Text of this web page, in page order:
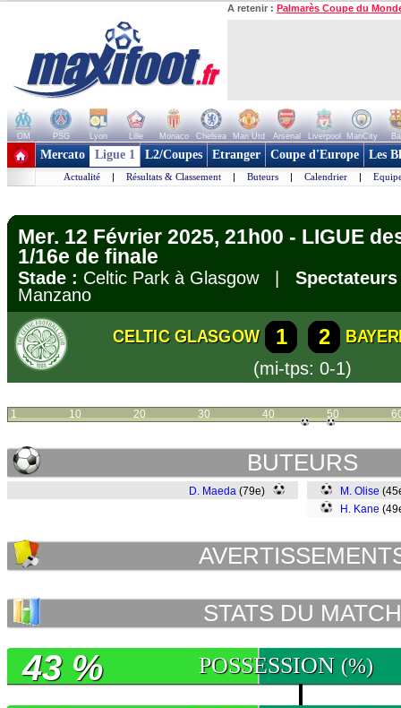
A retenir : Palmarès Coupe du
OM PSG Lyon Lille Monaco Chelsea Man Utd Arsenal Liverpool ManCity
+ de clubs
Mercato Ligue 1 L2/Coupes Etranger Coupe d'Europe Les
Actualité | Résultats & Classement | Buteurs | Calendrier |
Mer. 12 Février 2025, 21h00 - LIGUE
1/16e de finale
Stade : Celtic Park à Glasgow |
Manzano
CELTIC GLASGOW 1 2
(mi-tps: 0-1)
1 10 20 30 40 50
BUTEURS
D. Maeda (79e) M. Olise
H. Kane
STATS DU MATCH
POSSESSION (%)
43 %